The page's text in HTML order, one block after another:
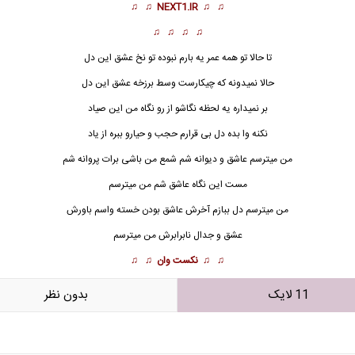
♫ ♫
NEXT1.IR
♫ ♫
♫ ♫ ♫ ♫
تا حالا تو همه عمر یه بارم نبوده تو نخ عشق این دل
حالا نمیدونه که چیکارست وسط برزخه عشق این دل
بر نمیداره یه لحظه نگاشو از رو نگاه من این صیاد
نکنه وا بده دل بی قرارم حجب و حیارو ببره از یاد
من میترسم عاشق و دیوانه شم شمع من باشی برات پروانه شم
مست این نگاه عاشق شم من میترسم
من میترسم دل ببازم آخرش عاشق بودن خسته واسم باورش
عشق و جدال نابرابرش من میترسم
♫ ♫ نکست وان ♫ ♫
11 لایک بدون نظر